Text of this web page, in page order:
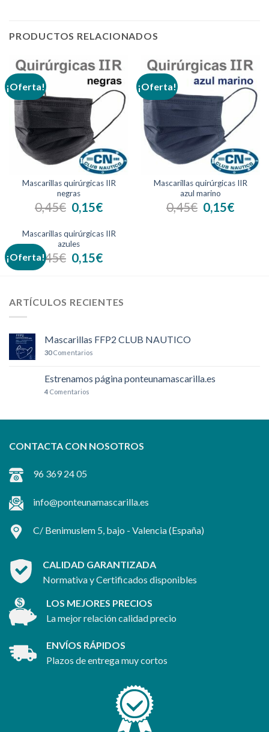
PRODUCTOS RELACIONADOS
¡Oferta!
Mascarillas quirúrgicas IIR
negras
0,45€ 0,15€
¡Oferta!
Mascarillas quirúrgicas IIR
azul marino
0,45€ 0,15€
¡Oferta!
Mascarillas quirúrgicas IIR
azules
0,45€ 0,15€
ARTÍCULOS RECIENTES
Mascarillas FFP2 CLUB NAUTICO
30Comentarios
Estrenamos página ponteunamascarilla.es
4 Comentarios
CONTACTA CON NOSOTROS
96 369 24 05
info@ponteunamascarilla.es
C/ Benimuslem 5, bajo - Valencia(España)
CALIDAD GARANTIZADA
Normativa y Certificados disponibles
LOS MEJORES PRECIOS
La mejor relación calidad precio
ENVÍOS RÁPIDOS
Plazos de entrega muy cortos